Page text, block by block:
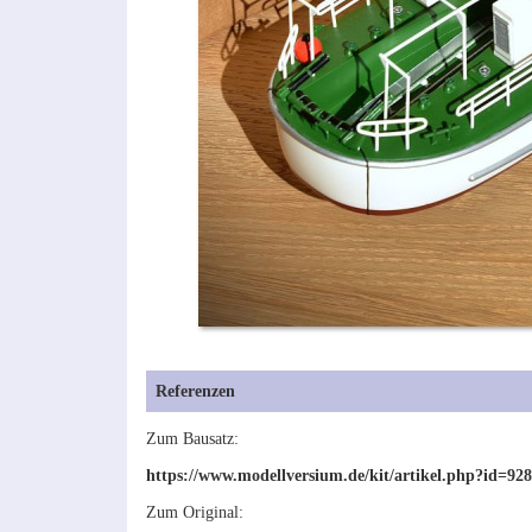
Referenzen
Zum Bausatz:
https://www.modellversium.de/kit/
Zum Original: